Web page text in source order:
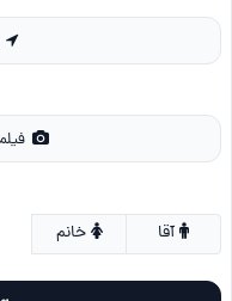
خانم